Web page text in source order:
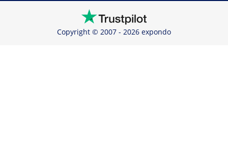
Copyright © 2007 - 2026 expondo